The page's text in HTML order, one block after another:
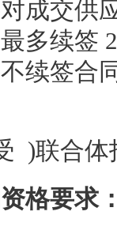
成交供
多续签
续签合
)联合体
格要求